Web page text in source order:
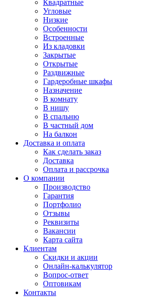
Квадратные
Угловые
Низкие
Особенности
Встроенные
Из кладовки
Закрытые
Открытые
Раздвижные
Гардеробные шкафы
Назначение
В комнату
В нишу
В спальню
В частный дом
На балкон
Доставка и оплата
Как сделать заказ
Доставка
Оплата и рассрочка
О компании
Производство
Гарантия
Портфолио
Отзывы
Реквизиты
Вакансии
Карта сайта
Клиентам
Скидки и акции
Онлайн-калькулятор
Вопрос-ответ
Оптовикам
Контакты